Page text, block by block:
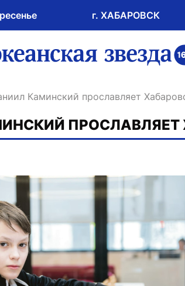
г. ХАБАРОВСК
ссылка на главную
Каминский прославляет
ПРОСЛАВЛЯЕТ